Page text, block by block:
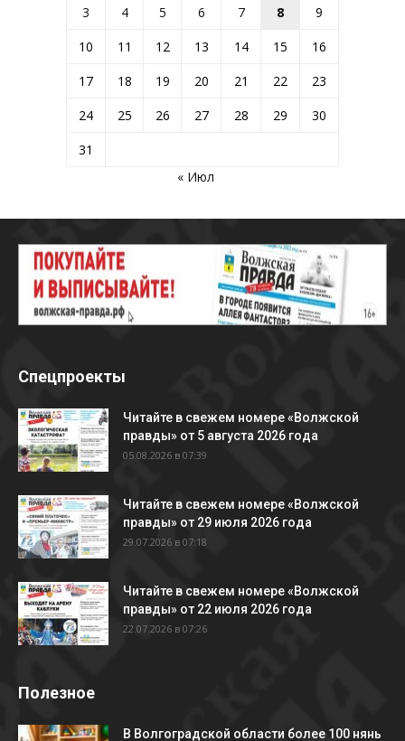
3
4 5 6 7 8
9
10
11 12 13 14 15
16
17
18 19 20 21 22
23
24
25 26 27 28 29
30
31
« Июл
Спецпроекты
Читайте в свежем номере «Волжской
правды» от 5 августа 2026 года
05.08.2026 в 07:39
Читайте в свежем номере «Волжской
правды» от 29 июля 2026 года
29.07.2026 в 07:18
Читайте в свежем номере «Волжской
правды» от 22 июля 2026 года
22.07.2026 в 07:26
Полезное
В Волгоградской области более 100 нянь